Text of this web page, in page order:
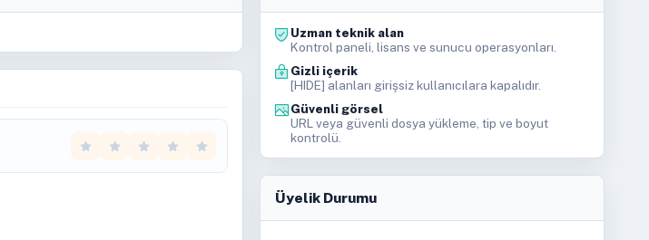
Uzman teknik alan
Kontrol paneli, lisans ve sunucu operasyonları.
Gizli içerik
[HIDE] alanları girişsiz kullanıcılara kapalıdır.
Güvenli görsel
URL veya güvenli dosya yükleme, tip ve boyut
kontrolü.
Üyelik Durumu